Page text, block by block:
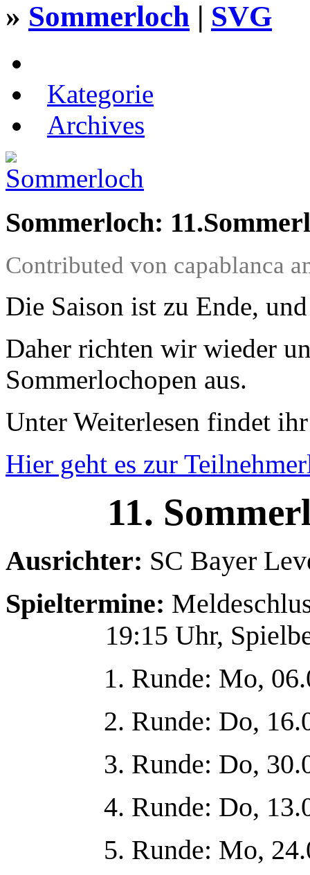
» Sommerloch | SVG
Kategorie
Archives
Sommerloch:
Contributed von capablanca
Die Saison ist zu Ende,
Daher richten wir wieder
Sommerlochopen aus.
Unter Weiterlesen findet
Hier geht es zur
11.
Ausrichter: SC Bayer
Spieltermine:
19:15 Uhr,
1. Runde: Mo,
2. Runde: Do,
3. Runde: Do,
4. Runde: Do,
5. Runde: Mo,